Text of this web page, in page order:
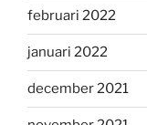
februari 2022
januari 2022
december 2021